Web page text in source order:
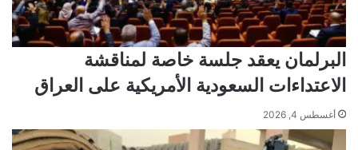
البرلمان يعقد جلسة خاصة لمناقشة
الاعتداءات السعودية الأمريكية على العراق
أغسطس 4, 2026